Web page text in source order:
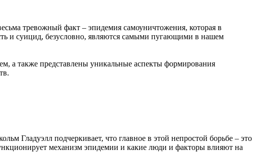
тревожный факт – эпидемия самоуничтожения, которая в
и суицид, безусловно, являются самыми пугающими в нашем
а также представлены уникальные аспекты формирования
Гладуэлл подчеркивает, что главное в этой непростой борьбе – это
механизм эпидемии и какие люди и факторы влияют на